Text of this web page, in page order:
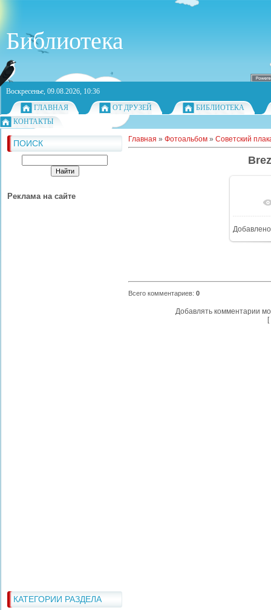
Библиотека
Воскресенье, 09.08.2026, 10:36
ГЛАВНАЯ
ОТ ДРУЗЕЙ
БИБЛИОТЕКА
КОНТАКТЫ
ПОИСК
Реклама на сайте
КАТЕГОРИИ РАЗДЕЛА
Главная » Фотоальбом » Советский
Добавлено
Всего комментариев: 0
Добавлять комментарии
[